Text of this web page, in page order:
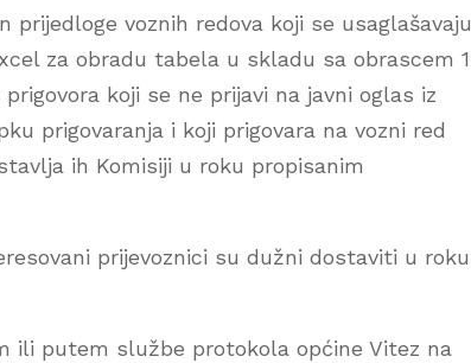
voznih redova koji se usaglašavaju
za obradu tabela u skladu sa obrascem 1
koji se ne prijavi na javni oglas iz
prigovaranja i koji prigovara na vozni red
ih Komisiji u roku propisanim
prijevoznici su dužni dostaviti u roku
ili putem službe protokola općine Vitez na